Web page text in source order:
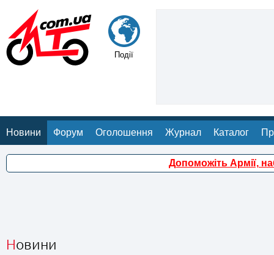
Події
Новини Форум Оголошення Журнал Каталог
Допоможіть Армії,
Новини